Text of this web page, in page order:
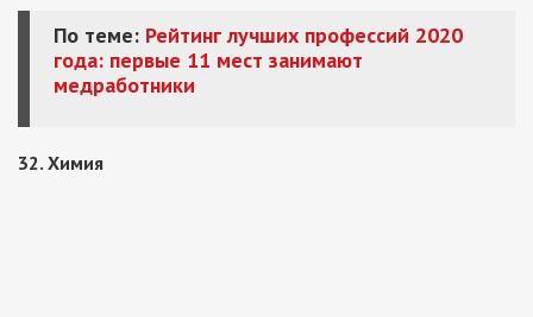
По теме: Рейтинг лучших профессий 2020
года: первые 11 мест занимают
медработники
32. Химия